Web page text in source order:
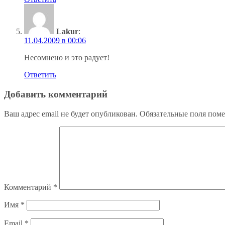
Lakur:
11.04.2009 в 00:06
Несомнено и это радует!
Ответить
Добавить комментарий
Ваш адрес email не будет опубликован. Обязательные поля
Комментарий *
Имя *
Email *